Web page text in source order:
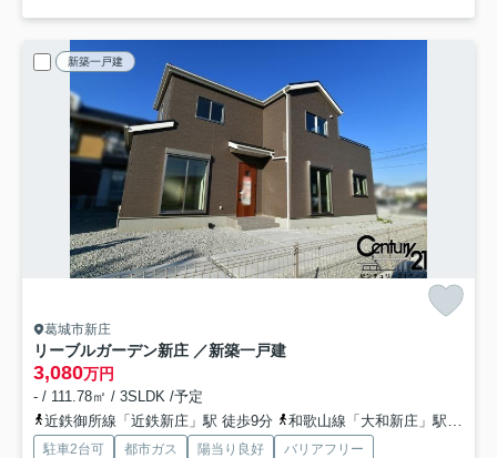
新築一戸建
葛城市新庄
リーブルガーデン新庄 ／新築一戸建
3,080万円
- / 111.78㎡ / 3SLDK /予定
近鉄御所線「近鉄新庄」駅 徒歩9分
和歌山線「大和新庄」駅 徒歩18分
駐車2台可 都市ガス 陽当り良好
バリアフリー